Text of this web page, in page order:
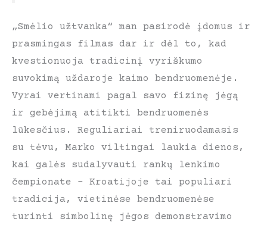
„Smėlio užtvanka“ man pasirodė įdomus ir
prasmingas filmas dar ir dėl to, kad
kvestionuoja tradicinį vyriškumo
suvokimą uždaroje kaimo bendruomenėje.
Vyrai vertinami pagal savo fizinę jėgą
ir gebėjimą atitikti bendruomenės
lūkesčius. Reguliariai treniruodamasis
su tėvu, Marko viltingai laukia dienos,
kai galės sudalyvauti rankų lenkimo
čempionate – Kroatijoje tai populiari
tradicija, vietinėse bendruomenėse
turinti simbolinę jėgos demonstravimo